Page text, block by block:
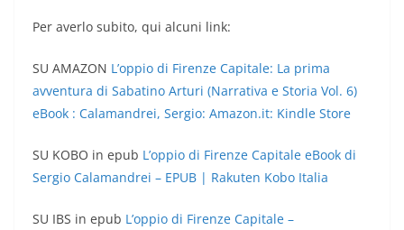
Per averlo subito, qui alcuni link:
SU AMAZON L’oppio di Firenze Capitale: La prima
avventura di Sabatino Arturi (Narrativa e Storia Vol. 6)
eBook : Calamandrei, Sergio: Amazon.it: Kindle Store
SU KOBO in epub L’oppio di Firenze Capitale eBook di
Sergio Calamandrei – EPUB | Rakuten Kobo Italia
SU IBS in epub L’oppio di Firenze Capitale –